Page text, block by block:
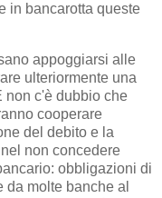
in bancarotta queste
appoggiarsi alle
ulteriormente una
non c'è dubbio che
cooperare
del debito e la
non concedere
obbligazioni di
da molte banche al